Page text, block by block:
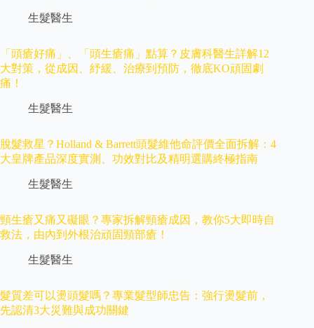
生髮醫生
「頭瘡好痛」、「頭生瘡痛」點算？皮膚科醫生詳解12
大對策，從成因、紓緩、治療到預防，徹底KO頑固劇
痛！
生髮醫生
脫髮救星？Holland & Barrett頭髮維他命評價全面拆解：4
大皇牌產品深度實測、功效對比及精明選購終極指南
生髮醫生
頸生瘡又痛又礙眼？專家拆解頸瘡成因，教你5大即時自
救法，由內到外根治頑固頸部瘡！
生髮醫生
髮質差可以燙頭髮嗎？專業髮型師忠告：強行燙髮前，
先認清3大災難與成功關鍵